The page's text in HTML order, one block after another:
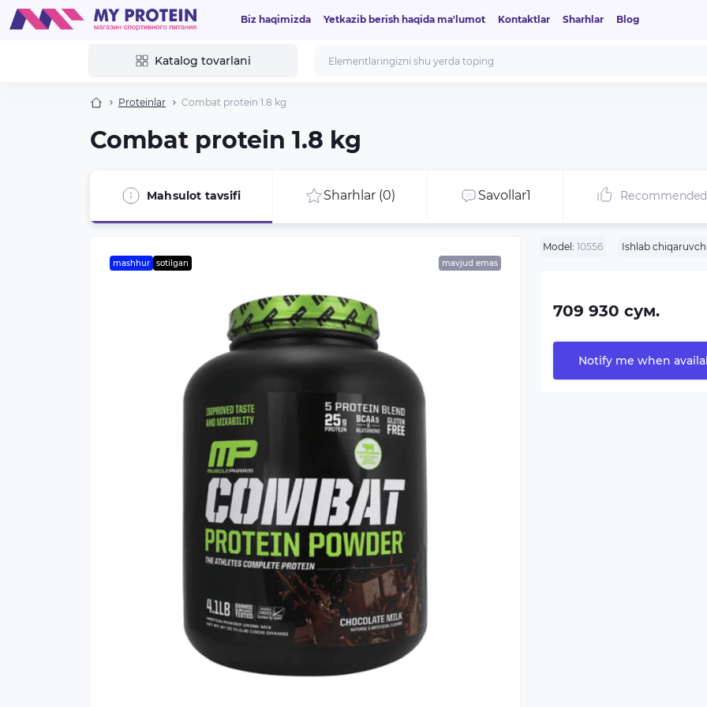
Biz haqimizda Yetkazib berish haqida ma'lumot Kontaktlar Sharhlar Blog
Katalog tovarlani
Proteinlar Combat protein 1.8 kg
Combat protein 1.8 kg
Mahsulot tavsifi Sharhlar (0) Savollar1 Recommended
mashhur sotilgan mavjud emas
Model: 10556 Ishlab
709 930 сум.
Notify me when